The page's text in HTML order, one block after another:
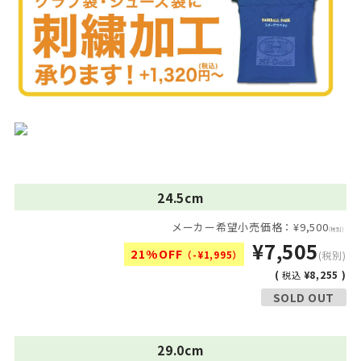
24.5cm
メーカー希望小売価格：¥9,500(税別)
21%OFF （-¥1,995） ¥7,505(税別)
(税込 ¥8,255 )
SOLD OUT
29.0cm